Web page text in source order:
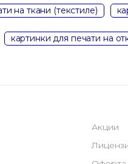
на ткани (текстиле)
картинки для печати на
Акции